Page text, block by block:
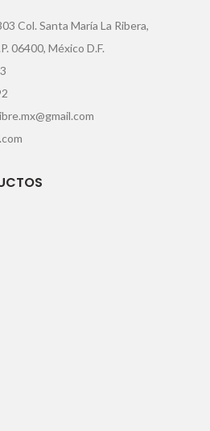
Col. Santa María La Ribera,
06400, México D.F.